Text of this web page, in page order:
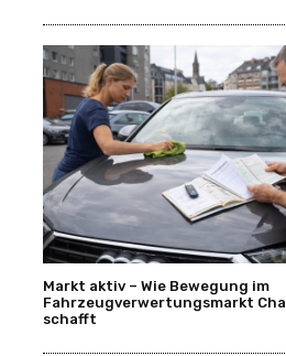
Markt aktiv – Wie Bewegung im
Fahrzeugverwertungsmarkt
schafft